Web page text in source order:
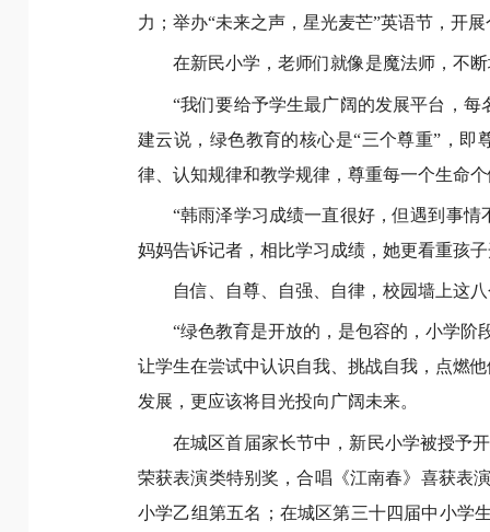
力；举办“未来之声，星光麦芒”英语节，开
在新民小学，老师们就像是魔法师，不
“我们要给予学生最广阔的发展平台，
建云说，绿色教育的核心是“三个尊重”，即
律、认知规律和教学规律，尊重每一个生命
“韩雨泽学习成绩一直很好，但遇到事
妈妈告诉记者，相比学习成绩，她更看重孩
自信、自尊、自强、自律，校园墙上这
“绿色教育是开放的，是包容的，小学
让学生在尝试中认识自我、挑战自我，点燃
发展，更应该将目光投向广阔未来。
在城区首届家长节中，新民小学被授予
荣获表演类特别奖，合唱《江南春》喜获表
小学乙组第五名；在城区第三十四届中小